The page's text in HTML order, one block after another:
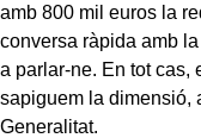
amb 800 mil euros la
conversa ràpida amb
a parlar-ne. En tot cas,
sapiguem la dimensió,
Generalitat.